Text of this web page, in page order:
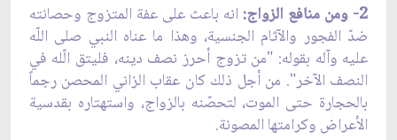
2- ومن منافع الزواج:
انه باعث على عفة المتزوج وحصانته
ضدّ الفجور والآثام الجنسية، وهذا ما عناه النبي صلى اللّه
عليه وآله بقوله: "من تزوج أحرز نصف دينه، فليتق الّله في
النصف الآخر". من أجل ذلك كان عقاب الزاني المحصن رجماً
بالحجارة حتى الموت، لتحصّنه بالزواج، واستهتاره بقدسية
الأعراض وكرامتها المصونة.